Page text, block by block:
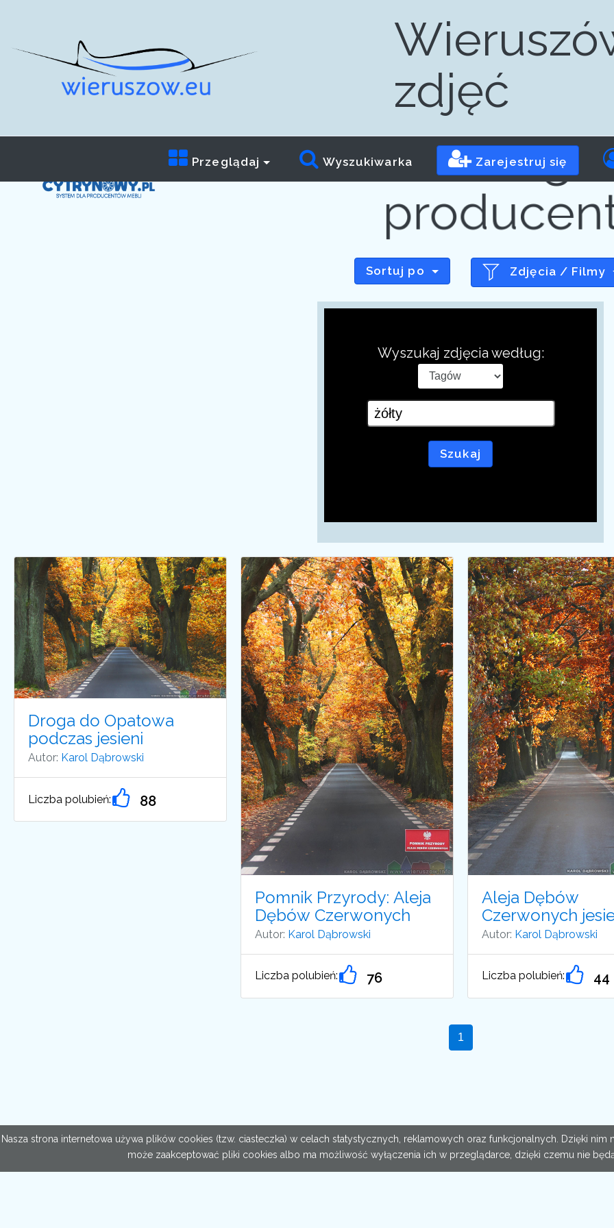
zdjęć
Przeglądaj Wyszukiwarka Zarejestruj się
Sortuj po Zdjęcia / Filmy
Wyszukaj zdjęcia według:
Szukaj
Droga do Opatowa
podczas jesieni
Autor: Karol Dąbrowski
Liczba polubień: 88
Pomnik Przyrody: Aleja
Dębów Czerwonych
Autor: Karol Dąbrowski
Liczba polubień: 76
Aleja Dębów
Czerwonych
Autor: Karol Dąbrowski
Liczba polubień: 44
Nasza strona internetowa używa plików cookies (tzw. ciasteczka) w celach statystycznych, reklamowych oraz funkcjonalnych. Dzięki
może zaakceptować pliki cookies albo ma możliwość wyłączenia ich w przeglądarce, dzięki czemu nie